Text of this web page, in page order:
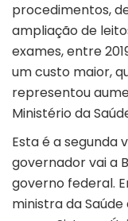
procedimentos,
ampliação de
exames, entre
um custo maior,
representou
Ministério da
Esta é a segunda
governador vai a
governo federal.
ministra da